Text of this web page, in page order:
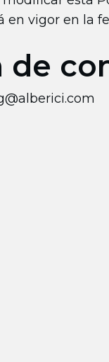
en vigor en la
de